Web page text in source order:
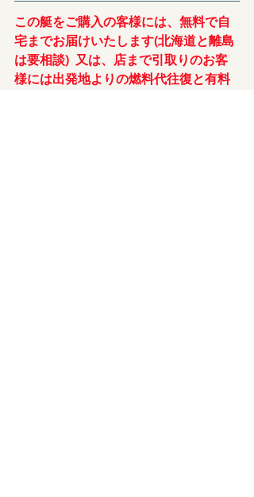
この艇をご購入の客様には、無料で自
宅までお届けいたします(北海道と離島
は要相談)  又は、店まで引取りのお客
様には出発地よりの燃料代往復と有料